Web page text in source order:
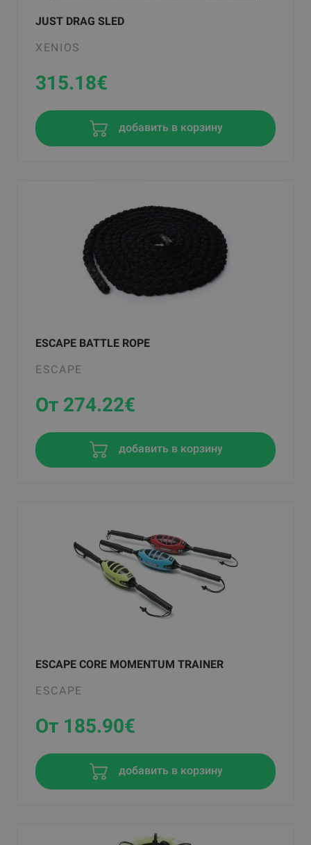
JUST DRAG SLED
XENIOS
315.18€
добавить в корзину
ESCAPE BATTLE ROPE
ESCAPE
От 274.22€
добавить в корзину
ESCAPE CORE MOMENTUM TRAINER
ESCAPE
От 185.90€
добавить в корзину